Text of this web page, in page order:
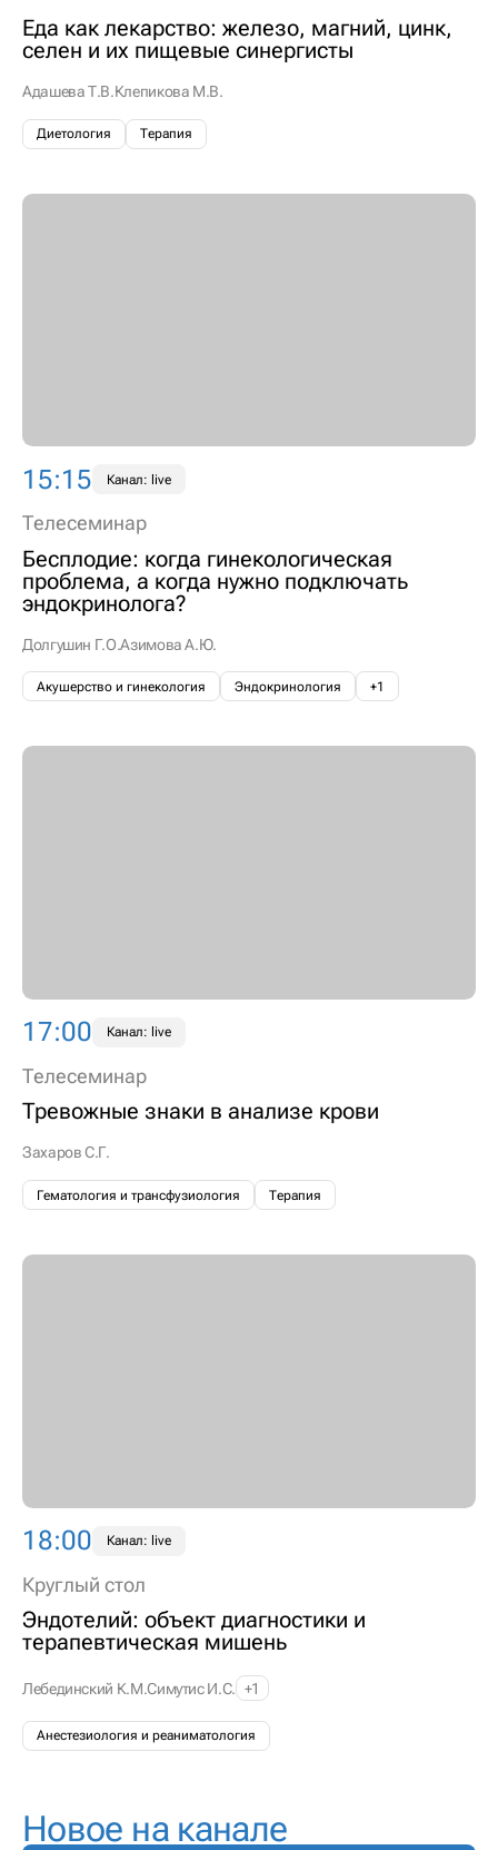
Еда как лекарство: железо, магний, цинк,
селен и их пищевые синергисты
Адашева Т.В.Клепикова М.В.
Диетология Терапия
15:15 Канал: live
Телесеминар
Бесплодие: когда гинекологическая
проблема, а когда нужно подключать
эндокринолога?
Долгушин Г.О.Азимова А.Ю.
Акушерство и гинекология Эндокринология +1
17:00 Канал: live
Телесеминар
Тревожные знаки в анализе крови
Захаров С.Г.
Гематология и трансфузиология Терапия
18:00 Канал: live
Круглый стол
Эндотелий: объект диагностики и
терапевтическая мишень
Лебединский К.М.Симутис И.С. +1
Анестезиология и реаниматология
Новое на канале